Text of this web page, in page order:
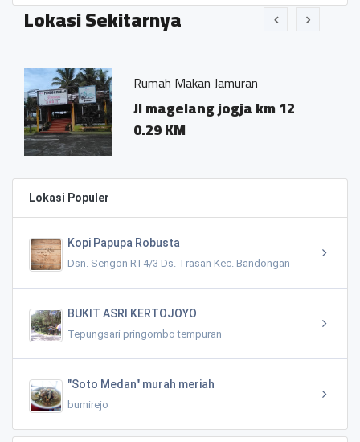
Lokasi Sekitarnya
Rumah Makan Jamuran
Jl magelang jogja km 12
0.29 KM
Lokasi Populer
Kopi Papupa Robusta
Dsn. Sengon RT4/3 Ds. Trasan Kec. Bandongan
BUKIT ASRI KERTOJOYO
Tepungsari pringombo tempuran
"Soto Medan" murah meriah
bumirejo